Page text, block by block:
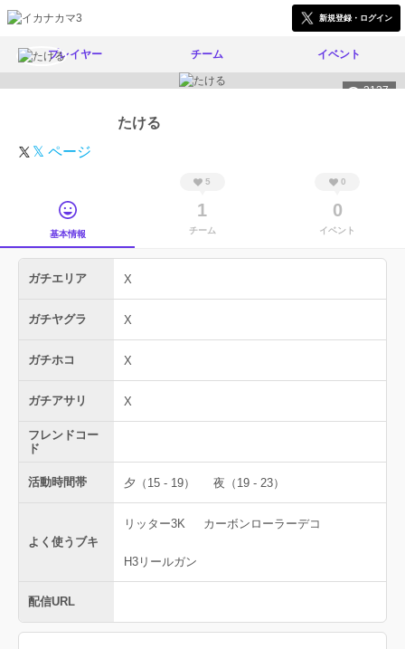
新規登録・ログイン
プレイヤー チーム イベント
2137
たける
𝕏 ページ
基本情報
5
1
チーム
0
0
イベント
ガチエリア X
ガチヤグラ X
ガチホコ X
ガチアサリ X
フレンドコー
ド
活動時間帯 夕（15 - 19） 夜（19 - 23）
よく使うブキ
リッター3K カーボンローラーデコ
H3リールガン
配信URL